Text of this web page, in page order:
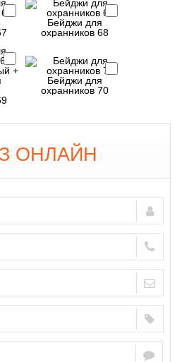
Бейджи для
охранников 68
Бейджи для
охранников 70
ОНЛАЙН